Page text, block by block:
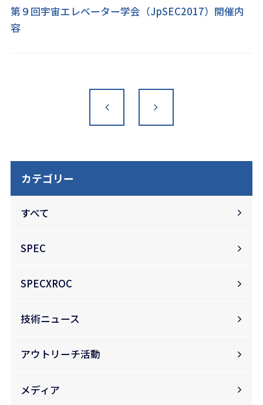
第９回宇宙エレベーター学会（JpSEC2017）開催内
容
カテゴリー
すべて
SPEC
SPECXROC
技術ニュース
アウトリーチ活動
メディア